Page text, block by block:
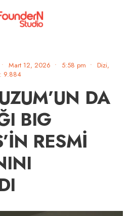
• Mart 12, 2026 • 5:58 pm •
Dizi,
9.884
DA
BIG
RESMİ